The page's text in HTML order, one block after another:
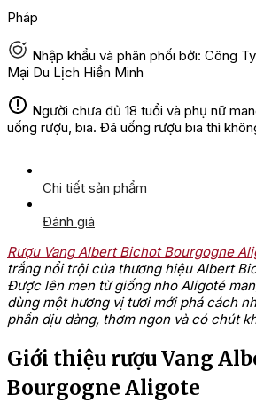
Pháp
Nhập khẩu và phân phối bởi: Công
Mại Du Lịch Hiền Minh
Người chưa đủ 18 tuổi và phụ nữ
uống rượu, bia. Đã uống rượu bia thì
Chi tiết sản phẩm
Đánh giá
Rượu Vang Albert Bichot Bourgogne
trắng nổi trội của thương hiệu Albert
Được lên men từ giống nho Aligoté
dùng một hương vị tươi mới phá cách
phần dịu dàng, thơm ngon và có chút
Giới thiệu rượu Vang
Bourgogne Aligote